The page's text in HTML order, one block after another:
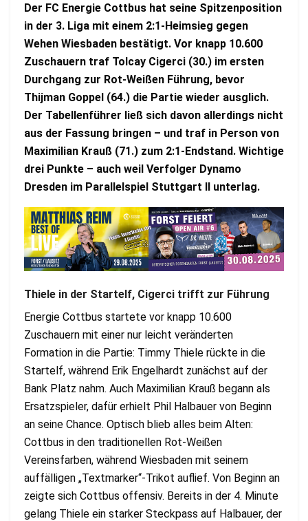
Der FC Energie Cottbus hat seine Spitzenposition
in der 3. Liga mit einem 2:1-Heimsieg gegen
Wehen Wiesbaden bestätigt. Vor knapp 10.600
Zuschauern traf Tolcay Cigerci (30.) im ersten
Durchgang zur Rot-Weißen Führung, bevor
Thijman Goppel (64.) die Partie wieder ausglich.
Der Tabellenführer ließ sich davon allerdings nicht
aus der Fassung bringen – und traf in Person von
Maximilian Krauß (71.) zum 2:1-Endstand. Wichtige
drei Punkte – auch weil Verfolger Dynamo
Dresden im Parallelspiel Stuttgart II unterlag.
Thiele in der Startelf, Cigerci trifft zur Führung
Energie Cottbus startete vor knapp 10.600
Zuschauern mit einer nur leicht veränderten
Formation in die Partie: Timmy Thiele rückte in die
Startelf, während Erik Engelhardt zunächst auf der
Bank Platz nahm. Auch Maximilian Krauß begann als
Ersatzspieler, dafür erhielt Phil Halbauer von Beginn
an seine Chance. Optisch blieb alles beim Alten:
Cottbus in den traditionellen Rot-Weißen
Vereinsfarben, während Wiesbaden mit seinem
auffälligen „Textmarker“-Trikot auflief. Von Beginn an
zeigte sich Cottbus offensiv. Bereits in der 4. Minute
gelang Thiele ein starker Steckpass auf Halbauer, der